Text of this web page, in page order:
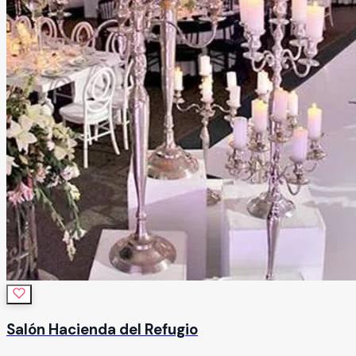
Salón Hacienda del Refugio